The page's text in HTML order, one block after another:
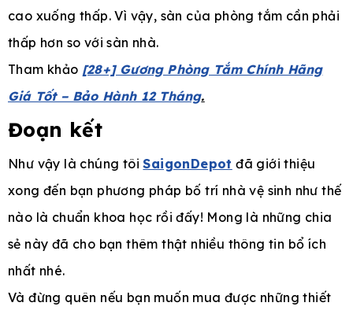
cao xuống thấp. Vì vậy, sàn của phòng tắm cần phải
thấp hơn so với sàn nhà.
Tham khảo [28+] Gương Phòng Tắm Chính Hãng
Giá Tốt – Bảo Hành 12 Tháng.
Đoạn kết
Như vậy là chúng tôiSaigonDepot đã giới thiệu
xong đến bạn phương pháp bố trí nhà vệ sinh như thế
nào là chuẩn khoa học rồi đấy! Mong là những chia
sẻ này đã cho bạn thêm thật nhiều thông tin bổ ích
nhất nhé.
Và đừng quên nếu bạn muốn mua được những thiết